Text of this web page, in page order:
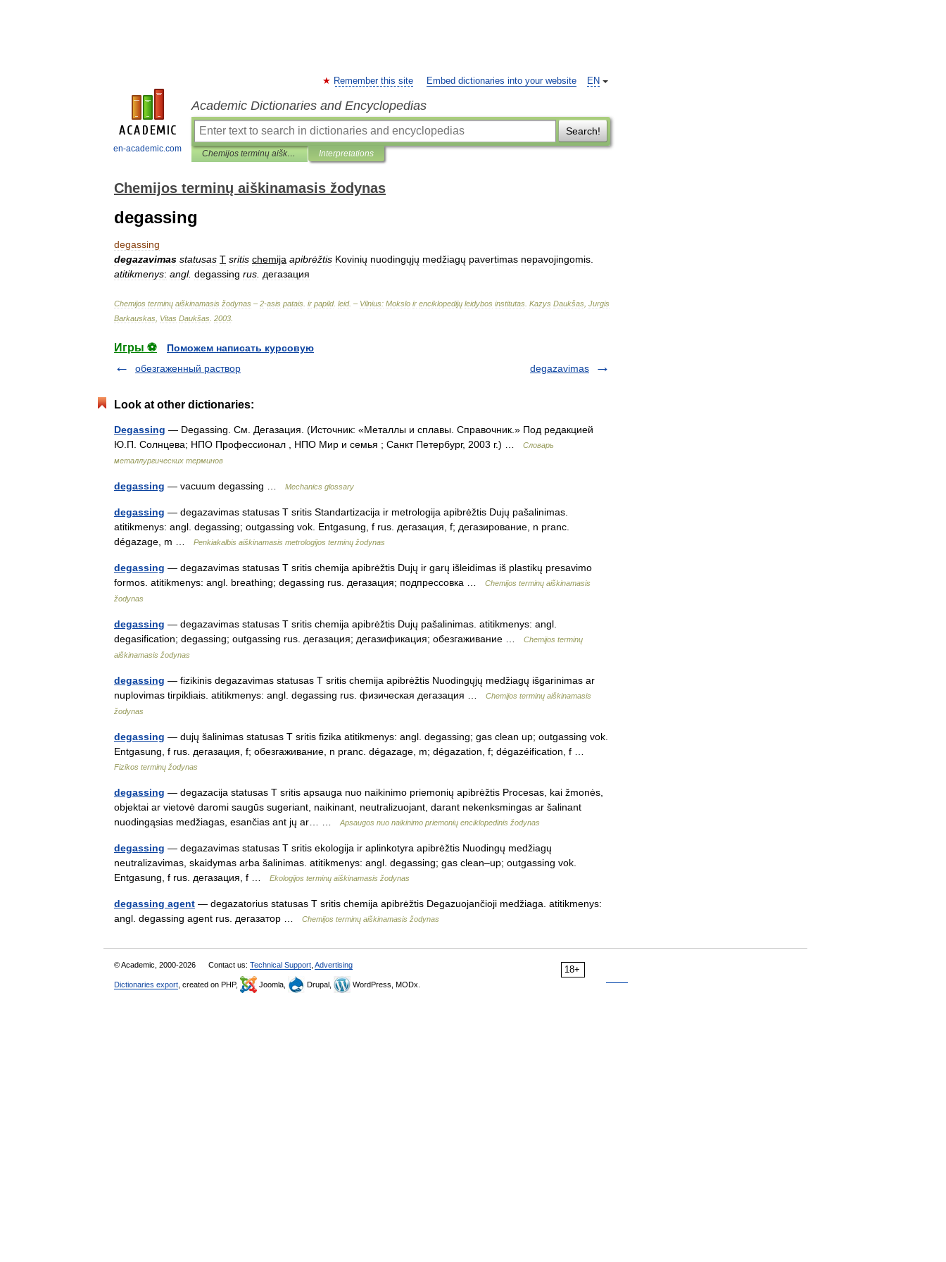
en-academic.com
EN
Remember this site Embed dictionaries into your website
Academic Dictionaries and Encyclopedias
Search!
Chemijos terminų aiškinamasis žodynas Interpretations
Chemijos terminų aiškinamasis žodynas
degassing
degassing
degazavimas statusas T sritis chemija apibrėžtis Kovinių nuodingųjų medžiagų pavertimas nepavojingomis
atitikmenys: angl. degassing rus дегазация
Chemijos terminų aiškinamasis žodynas – 2-asis patais ir papild. leid. – Vilnius: Mokslo ir enciklopedijų leidybos institutas Kazys Daukšas Jurgis
Barkauskas Vitas Daukšas 2003
Игры ⚽
Поможем написать курсовую
обезгаженный раствор
degazavimas
Look at other dictionaries:
Degassing — Degassing. См. Дегазация. (Источник: «Металлы и сплавы. Справочник.» Под редакцией
Ю.П. Солнцева; НПО Профессионал , НПО Мир и семья ; Санкт Петербург, 2003 г.) …
Словарь
металлургических терминов
degassing — vacuum degassing … Mechanics glossary
degassing — degazavimas statusas T sritis Standartizacija ir metrologija apibrėžtis Dujų pašalinimas.
atitikmenys: angl. degassing; outgassing vok. Entgasung, f rus. дегазация, f; дегазирование, n pranc.
dégazage, m …
Penkiakalbis aiškinamasis metrologijos terminų žodynas
degassing — degazavimas statusas T sritis chemija apibrėžtis Dujų ir garų išleidimas iš plastikų presavimo
formos. atitikmenys: angl. breathing; degassing rus. дегазация; подпрессовка …
Chemijos terminų aiškinamasis
žodynas
degassing — degazavimas statusas T sritis chemija apibrėžtis Dujų pašalinimas. atitikmenys: angl.
degasification; degassing; outgassing rus. дегазация; дегазификация; обезгаживание …
Chemijos terminų
aiškinamasis žodynas
degassing — fizikinis degazavimas statusas T sritis chemija apibrėžtis Nuodingųjų medžiagų išgarinimas ar
nuplovimas tirpikliais. atitikmenys: angl. degassing rus. физическая дегазация …
Chemijos terminų aiškinamasis
žodynas
degassing — dujų šalinimas statusas T sritis fizika atitikmenys: angl. degassing; gas clean up; outgassing vok.
Entgasung, f rus. дегазация, f; обезгаживание, n pranc. dégazage, m; dégazation, f; dégazéification, f …
Fizikos terminų žodynas
degassing — degazacija statusas T sritis apsauga nuo naikinimo priemonių apibrėžtis Procesas, kai žmonės,
objektai ar vietovė daromi saugūs sugeriant, naikinant, neutralizuojant, darant nekenksmingas ar šalinant
nuodingąsias medžiagas, esančias ant jų ar… …
Apsaugos nuo naikinimo priemonių enciklopedinis žodynas
degassing — degazavimas statusas T sritis ekologija ir aplinkotyra apibrėžtis Nuodingų medžiagų
neutralizavimas, skaidymas arba šalinimas. atitikmenys: angl. degassing; gas clean–up; outgassing vok.
Entgasung, f rus. дегазация, f …
Ekologijos terminų aiškinamasis žodynas
degassing agent — degazatorius statusas T sritis chemija apibrėžtis Degazuojančioji medžiaga. atitikmenys:
angl. degassing agent rus. дегазатор …
Chemijos terminų aiškinamasis žodynas
18+
© Academic, 2000-2026 Contact us: Technical Support Advertising
Dictionaries export , created on PHP, Joomla, Drupal, WordPress, MODx.